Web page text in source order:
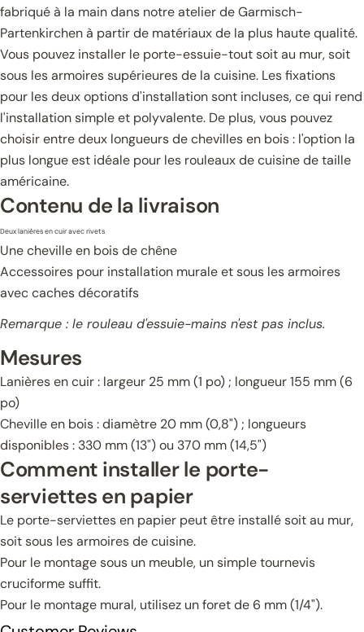
fabriqué à la main dans notre atelier de Garmisch-
Partenkirchen à partir de matériaux de la plus haute qualité.
Vous pouvez installer le porte-essuie-tout soit au mur, soit
sous les armoires supérieures de la cuisine. Les fixations
pour les deux options d'installation sont incluses, ce qui rend
l'installation simple et polyvalente. De plus, vous pouvez
choisir entre deux longueurs de chevilles en bois : l'option la
plus longue est idéale pour les rouleaux de cuisine de taille
américaine.
Contenu de la livraison
Deux lanières en cuir avec rivets
Une cheville en bois de chêne
Accessoires pour installation murale et sous les armoires
avec caches décoratifs
Remarque : le rouleau d'essuie-mains n'est pas inclus.
Mesures
Lanières en cuir : largeur 25 mm (1 po) ; longueur 155 mm (6
po)
Cheville en bois : diamètre 20 mm (0,8") ; longueurs
disponibles : 330 mm (13") ou 370 mm (14,5")
Comment installer le porte-
serviettes en papier
Le porte-serviettes en papier peut être installé soit au mur,
soit sous les armoires de cuisine.
Pour le montage sous un meuble, un simple tournevis
cruciforme suffit.
Pour le montage mural, utilisez un foret de 6 mm (1/4").